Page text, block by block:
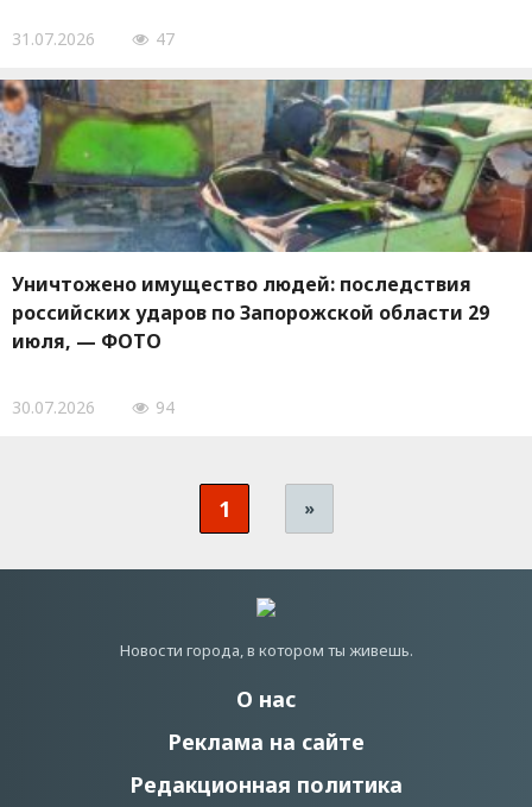
31.07.2026 47
Уничтожено имущество людей: последствия
российских ударов по Запорожской области 29
июля, — ФОТО
30.07.2026 94
1 »
Новости города, в котором ты живешь.
О нас
Реклама на сайте
Редакционная политика